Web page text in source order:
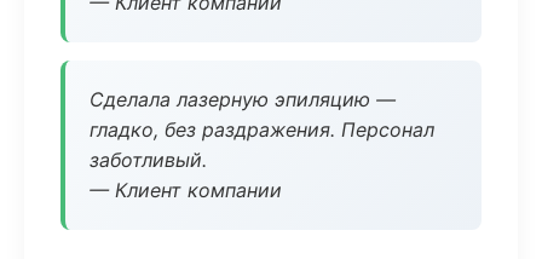
Сделала лазерную эпиляцию —
гладко, без раздражения. Персонал
заботливый.
— Клиент компании